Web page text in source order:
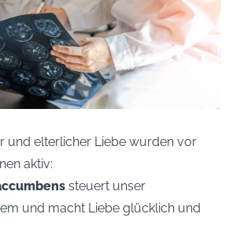
und elterlicher Liebe wurden vor
aktiv:
steuert unser
und macht Liebe glücklich und